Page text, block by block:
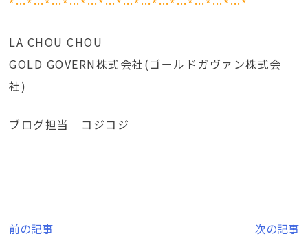
*…*…*…*…*…*…*…*…*…*…*…*…*…*
LA CHOU CHOU
GOLD GOVERN株式会社(ゴールドガヴァン株式会
社)
ブログ担当 コジコジ
投
前の記事 次の記事